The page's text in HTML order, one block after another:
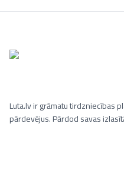
Luta.lv ir grāmatu tirdzniecības
pārdevējus. Pārdod savas